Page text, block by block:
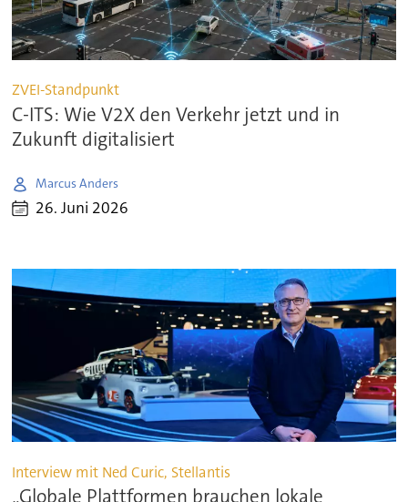
ZVEI-Standpunkt
C-ITS: Wie V2X den Verkehr jetzt und in
Zukunft digitalisiert
Marcus Anders
26. Juni 2026
Interview mit Ned Curic, Stellantis
„Globale Plattformen brauchen lokale